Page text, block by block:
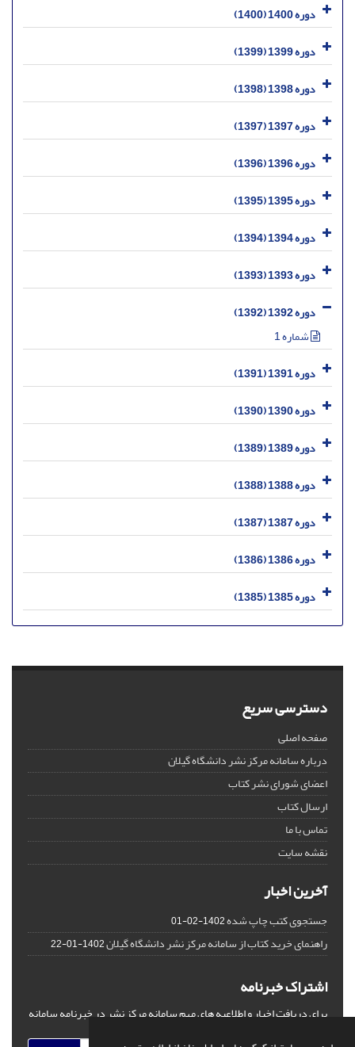
دوره 1400 (1400)
دوره 1399 (1399)
دوره 1398 (1398)
دوره 1397 (1397)
دوره 1396 (1396)
دوره 1395 (1395)
دوره 1394 (1394)
دوره 1393 (1393)
دوره 1392 (1392)
شماره 1
دوره 1391 (1391)
دوره 1390 (1390)
دوره 1389 (1389)
دوره 1388 (1388)
دوره 1387 (1387)
دوره 1386 (1386)
دوره 1385 (1385)
دسترسی سریع
صفحه اصلی
درباره سامانه مرکز نشر دانشگاه گیلان
اعضای شورای نشر کتاب
ارسال کتاب
تماس با ما
نقشه سایت
آخرین اخبار
جستجوی کتب چاپ شده1402-02-01
راهنمای خرید کتاب از سامانه مرکز نشر دانشگاه گیلان1402-01-22
اشتراک خبرنامه
برای دریافت اخبار و اطلاعیه های مهم سامانه مرکز نشر در خبرنامه سامانه